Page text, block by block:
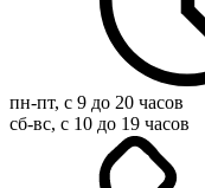
пн-пт, с 9 до 20 часов
сб-вс, с 10 до 19 часов